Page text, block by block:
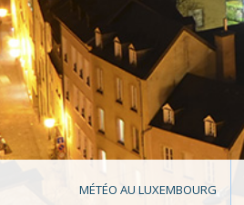
MÉTÉO AU LUXEMBOURG